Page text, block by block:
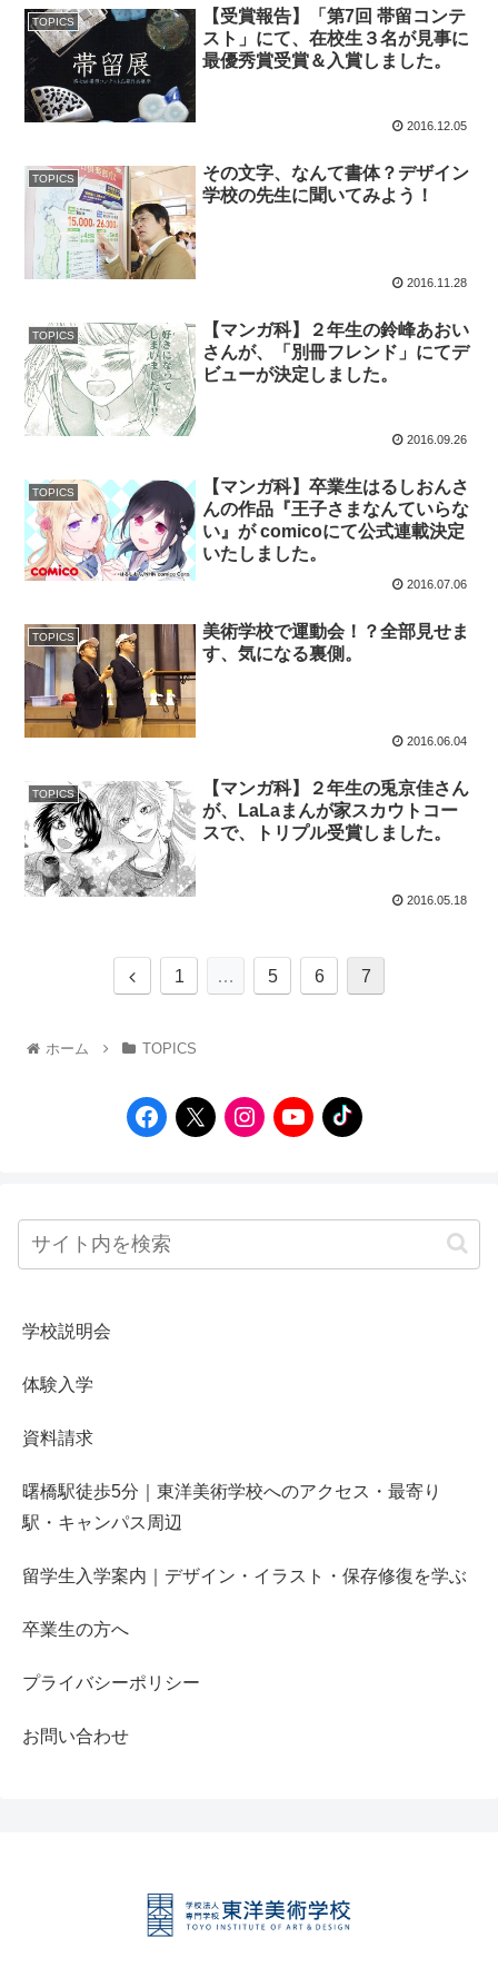
TOPICS
【受賞報告】「第7回 帯留コンテ
スト」にて、在校生３名が見事に
最優秀賞受賞＆入賞しました。
2016.12.05
TOPICS
その文字、なんて書体？デザイン
学校の先生に聞いてみよう！
2016.11.28
TOPICS
【マンガ科】２年生の鈴峰あおい
さんが、「別冊フレンド」にてデ
ビューが決定しました。
2016.09.26
TOPICS
【マンガ科】卒業生はるしおんさ
んの作品『王子さまなんていらな
い』が comicoにて公式連載決定
いたしました。
2016.07.06
TOPICS
美術学校で運動会！？全部見せま
す、気になる裏側。
2016.06.04
TOPICS
【マンガ科】２年生の兎京佳さん
が、LaLaまんが家スカウトコー
スで、トリプル受賞しました。
2016.05.18
1 … 5 6 7
ホーム TOPICS
学校説明会
体験入学
資料請求
曙橋駅徒歩5分｜東洋美術学校へのアクセス・最寄り
駅・キャンパス周辺
留学生入学案内｜デザイン・イラスト・保存修復を学ぶ
卒業生の方へ
プライバシーポリシー
お問い合わせ